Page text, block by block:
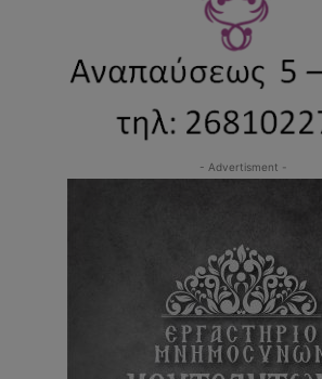
- Advertisment -